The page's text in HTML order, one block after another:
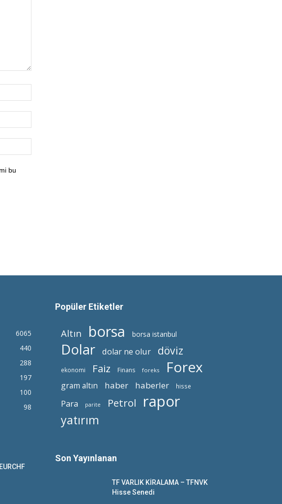
bu
6065
440
288
197
100
98
Popüler Etiketler
Altın borsa borsa istanbul
Dolar dolar ne olur döviz
ekonomi Faiz Finans foreks Forex
gram altın haber haberler hisse
Para parite Petrol rapor
yatırım
Son Yayınlanan
TF VARLIK KİRALAMA – TFNVK
Hisse Senedi